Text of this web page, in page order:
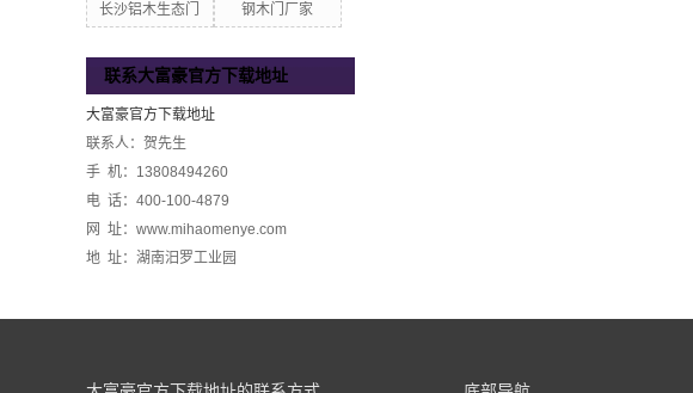
长沙铝木生态门 钢木门厂家
联系大富豪官方下载地址
大富豪官方下载地址
联系人：贺先生
手 机：13808494260
电 话：400-100-4879
网 址：www.mihaomenye.com
地 址：湖南汨罗工业园